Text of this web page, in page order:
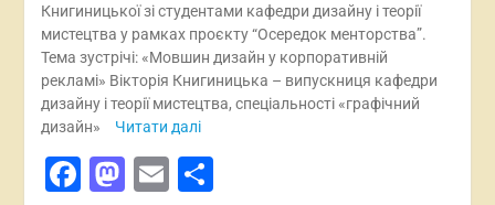
Книгиницької зі студентами кафедри дизайну і теорії
мистецтва у рамках проєкту “Осередок менторства”.
Тема зустрічі: «Мовшин дизайн у корпоративній
рекламі» Вікторія Книгиницька – випускниця кафедри
дизайну і теорії мистецтва, спеціальності «графічний
дизайн»
Читати далі
Facebook
Mastodon
EmailПоділитися